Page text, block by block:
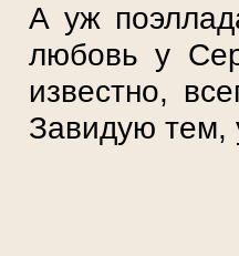
А уж
любовь у
известно,
Завидую тем,